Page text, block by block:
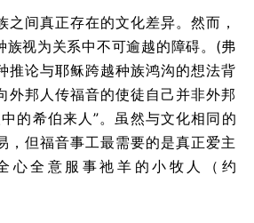
之间真正存在的文化差异。然而，
族视为关系中不可逾越的障碍。(弗
推论与耶稣跨越种族鸿沟的想法背
外邦人传福音的使徒自己并非外邦
的希伯来人”。虽然与文化相同的
，但福音事工最需要的是真正爱主
心全意服事祂羊的小牧人（约